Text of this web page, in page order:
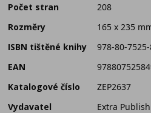
Počet stran
208
Rozměry
165 x 235
ISBN tištěné knihy
978-80-
EAN
Katalogové číslo
ZEP2637
Vydavatel
Extra